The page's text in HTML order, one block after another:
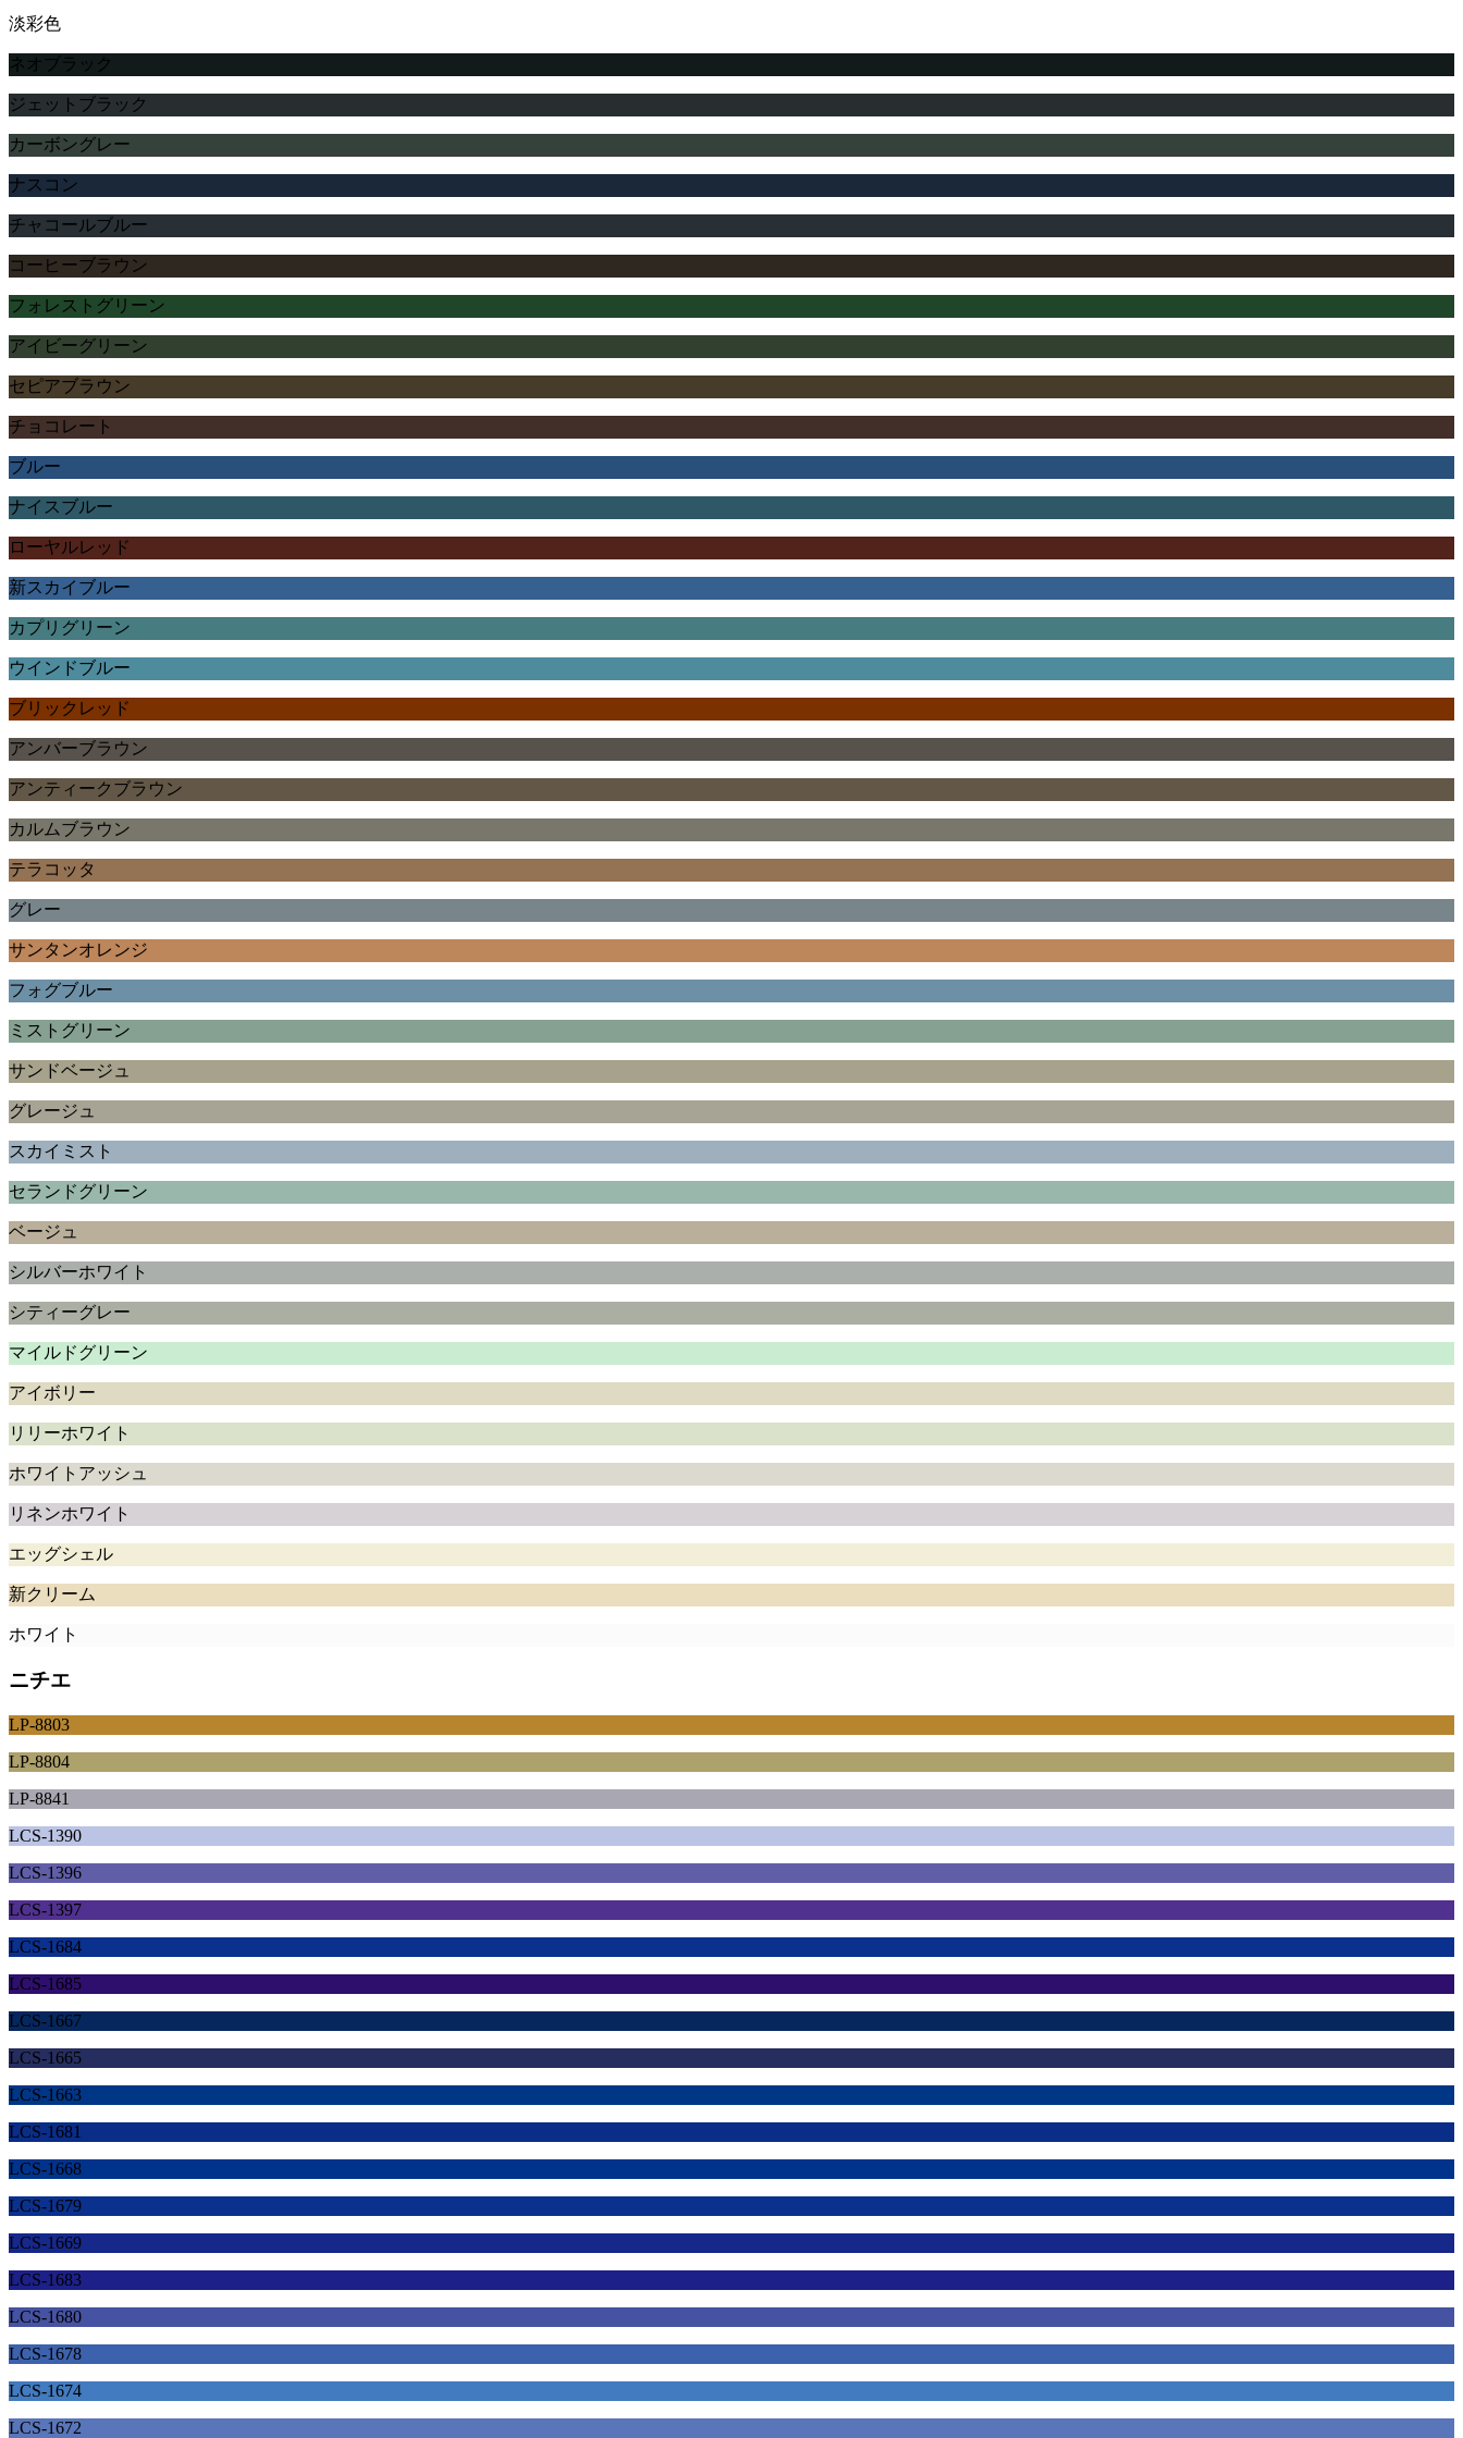
淡彩色
ネオブラック
ジェットブラック
カーボングレー
ナスコン
チャコールブルー
コーヒーブラウン
フォレストグリーン
アイビーグリーン
セピアブラウン
チョコレート
ブルー
ナイスブルー
ローヤルレッド
新スカイブルー
カプリグリーン
ウインドブルー
ブリックレッド
アンバーブラウン
アンティークブラウン
カルムブラウン
テラコッタ
グレー
サンタンオレンジ
フォグブルー
ミストグリーン
サンドベージュ
グレージュ
スカイミスト
セランドグリーン
ベージュ
シルバーホワイト
シティーグレー
マイルドグリーン
アイボリー
リリーホワイト
ホワイトアッシュ
リネンホワイト
エッグシェル
新クリーム
ホワイト
ニチエ
LP-8803
LP-8804
LP-8841
LCS-1390
LCS-1396
LCS-1397
LCS-1684
LCS-1685
LCS-1667
LCS-1665
LCS-1663
LCS-1681
LCS-1668
LCS-1679
LCS-1669
LCS-1683
LCS-1680
LCS-1678
LCS-1674
LCS-1672